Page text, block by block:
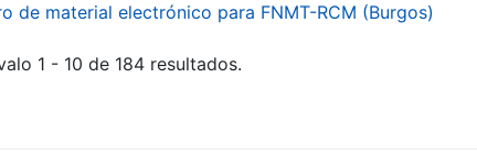
de material electrónico para FNMT-RCM (Burgos)
1 - 10 de 184 resultados.